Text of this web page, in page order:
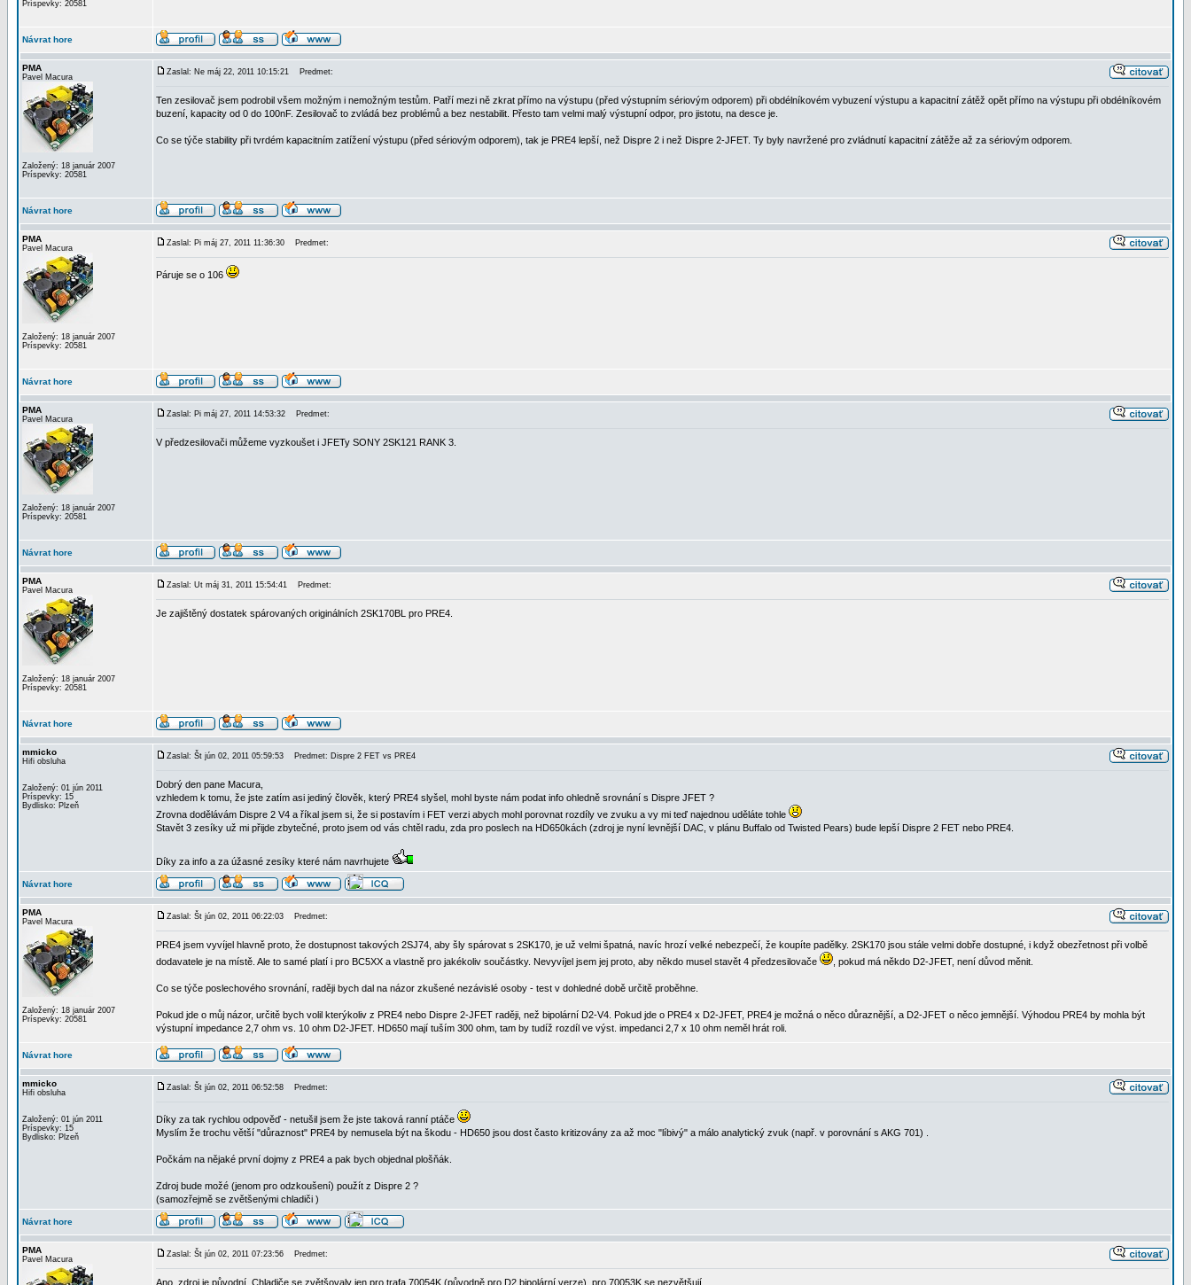
Príspevky: 20581
Návrat hore
PMA
Pavel Macura
Založený: 18 január 2007
Príspevky: 20581
Zaslal: Ne máj 22, 2011 10:15:21 Predmet:
Ten zesilovač jsem podrobil všem možným i nemožným testům. Patří mezi ně zkrat přímo na výstupu (před výstupním sériovým odporem) při obdélníkovém vybuzení výstupu a kapacitní zátěž opět přímo na výstupu při obdélníkovém
buzení, kapacity od 0 do 100nF. Zesilovač to zvládá bez problémů a bez nestabilit. Přesto tam velmi malý výstupní odpor, pro jistotu, na desce je.
Co se týče stability při tvrdém kapacitním zatížení výstupu (před sériovým odporem), tak je PRE4 lepší, než Dispre 2 i než Dispre 2-JFET. Ty byly navržené pro zvládnutí kapacitní zátěže až za sériovým odporem.
Návrat hore
PMA
Pavel Macura
Založený: 18 január 2007
Príspevky: 20581
Zaslal: Pi máj 27, 2011 11:36:30 Predmet:
Páruje se o 106
Návrat hore
PMA
Pavel Macura
Založený: 18 január 2007
Príspevky: 20581
Zaslal: Pi máj 27, 2011 14:53:32 Predmet:
V předzesilovači můžeme vyzkoušet i JFETy SONY 2SK121 RANK 3.
Návrat hore
PMA
Pavel Macura
Založený: 18 január 2007
Príspevky: 20581
Zaslal: Ut máj 31, 2011 15:54:41 Predmet:
Je zajištěný dostatek spárovaných originálních 2SK170BL pro PRE4.
Návrat hore
mmicko
Hifi obsluha
Založený: 01 jún 2011
Príspevky: 15
Bydlisko: Plzeň
Zaslal: Št jún 02, 2011 05:59:53 Predmet: Dispre 2 FET vs PRE4
Dobrý den pane Macura,
vzhledem k tomu, že jste zatím asi jediný člověk, který PRE4 slyšel, mohl byste nám podat info ohledně srovnání s Dispre JFET ?
Zrovna dodělávám Dispre 2 V4 a říkal jsem si, že si postavím i FET verzi abych mohl porovnat rozdíly ve zvuku a vy mi teď najednou uděláte tohle
Stavět 3 zesíky už mi přijde zbytečné, proto jsem od vás chtěl radu, zda pro poslech na HD650kách (zdroj je nyní levnější DAC, v plánu Buffalo od Twisted Pears) bude lepší Dispre 2 FET nebo PRE4.
Díky za info a za úžasné zesíky které nám navrhujete
Návrat hore
PMA
Pavel Macura
Založený: 18 január 2007
Príspevky: 20581
Zaslal: Št jún 02, 2011 06:22:03 Predmet:
PRE4 jsem vyvíjel hlavně proto, že dostupnost takových 2SJ74, aby šly spárovat s 2SK170, je už velmi špatná, navíc hrozí velké nebezpečí, že koupíte padělky. 2SK170 jsou stále velmi dobře dostupné, i když obezřetnost při volbě
dodavatele je na místě. Ale to samé platí i pro BC5XX a vlastně pro jakékoliv součástky. Nevyvíjel jsem jej proto, aby někdo musel stavět 4 předzesilovače
, pokud má někdo D2-JFET, není důvod měnit.
Co se týče poslechového srovnání, raději bych dal na názor zkušené nezávislé osoby - test v dohledné době určitě proběhne.
Pokud jde o můj názor, určitě bych volil kterýkoliv z PRE4 nebo Dispre 2-JFET raději, než bipolární D2-V4. Pokud jde o PRE4 x D2-JFET, PRE4 je možná o něco důraznější, a D2-JFET o něco jemnější. Výhodou PRE4 by mohla být
výstupní impedance 2,7 ohm vs. 10 ohm D2-JFET. HD650 mají tuším 300 ohm, tam by tudíž rozdíl ve výst. impedanci 2,7 x 10 ohm neměl hrát roli.
Návrat hore
mmicko
Hifi obsluha
Založený: 01 jún 2011
Príspevky: 15
Bydlisko: Plzeň
Zaslal: Št jún 02, 2011 06:52:58 Predmet:
Díky za tak rychlou odpověď - netušil jsem že jste taková ranní ptáče
Myslím že trochu větší "důraznost" PRE4 by nemusela být na škodu - HD650 jsou dost často kritizovány za až moc "líbivý" a málo analytický zvuk (např. v porovnání s AKG 701) .
Počkám na nějaké první dojmy z PRE4 a pak bych objednal plošňák.
Zdroj bude možé (jenom pro odzkoušení) použít z Dispre 2 ?
(samozřejmě se zvětšenými chladiči )
Návrat hore
PMA
Pavel Macura
Zaslal: Št jún 02, 2011 07:23:56 Predmet:
Ano, zdroj je původní. Chladiče se zvětšovaly jen pro trafa 70054K (původně pro D2 bipolární verze), pro 70053K se nezvětšují.